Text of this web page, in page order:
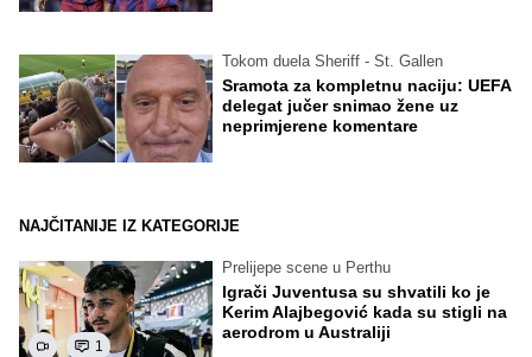
Tokom duela Sheriff - St. Gallen
Sramota za kompletnu naciju: UEFA
delegat jučer snimao žene uz
neprimjerene komentare
NAJČITANIJE IZ KATEGORIJE
1
Prelijepe scene u Perthu
Igrači Juventusa su shvatili ko je
Kerim Alajbegović kada su stigli na
aerodrom u Australiji